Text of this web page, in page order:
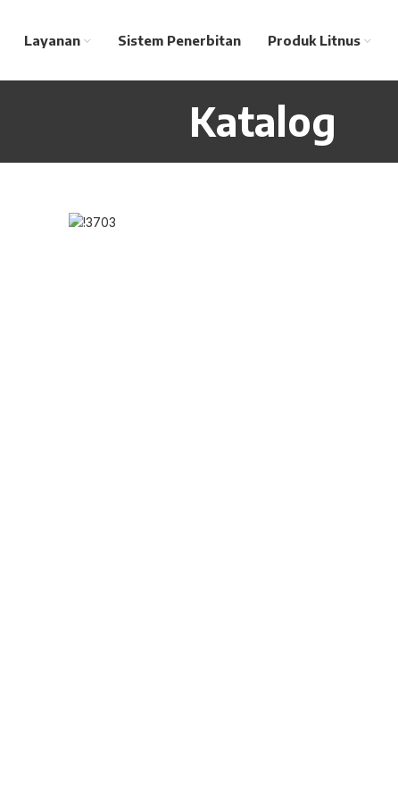
Layanan Sistem Penerbitan Produk Litnus
Katalog